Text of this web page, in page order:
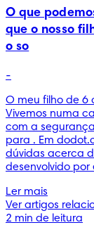
O que
que o nosso
o so
-
O meu filho de 6
Vivemos numa
com a
para . Em
dúvidas acerca
desenvolvido por
Ler mais
Ver artigos
2 min de leitura